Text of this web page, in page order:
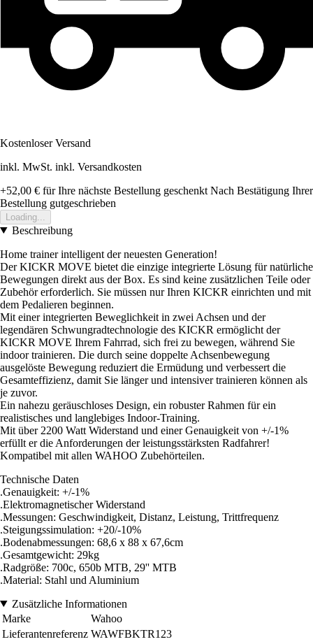
Kostenloser Versand
inkl. MwSt. inkl. Versandkosten
+52,00 € für Ihre nächste Bestellung geschenkt Nach Bestätigung Ihrer
Bestellung gutgeschrieben
Loading...
Beschreibung
Home trainer intelligent der neuesten Generation!
Der KICKR MOVE bietet die einzige integrierte Lösung für natürliche
Bewegungen direkt aus der Box. Es sind keine zusätzlichen Teile oder
Zubehör erforderlich. Sie müssen nur Ihren KICKR einrichten und mit
dem Pedalieren beginnen.
Mit einer integrierten Beweglichkeit in zwei Achsen und der
legendären Schwungradtechnologie des KICKR ermöglicht der
KICKR MOVE Ihrem Fahrrad, sich frei zu bewegen, während Sie
indoor trainieren. Die durch seine doppelte Achsenbewegung
ausgelöste Bewegung reduziert die Ermüdung und verbessert die
Gesamteffizienz, damit Sie länger und intensiver trainieren können als
je zuvor.
Ein nahezu geräuschloses Design, ein robuster Rahmen für ein
realistisches und langlebiges Indoor-Training.
Mit über 2200 Watt Widerstand und einer Genauigkeit von +/-1%
erfüllt er die Anforderungen der leistungsstärksten Radfahrer!
Kompatibel mit allen WAHOO Zubehörteilen.
Technische Daten
.Genauigkeit: +/-1%
.Elektromagnetischer Widerstand
.Messungen: Geschwindigkeit, Distanz, Leistung, Trittfrequenz
.Steigungssimulation: +20/-10%
.Bodenabmessungen: 68,6 x 88 x 67,6cm
.Gesamtgewicht: 29kg
.Radgröße: 700c, 650b MTB, 29'' MTB
.Material: Stahl und Aluminium
Zusätzliche Informationen
Marke
Wahoo
Lieferantenreferenz WAWFBKTR123